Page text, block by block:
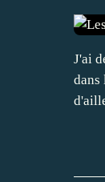
J'ai
dans